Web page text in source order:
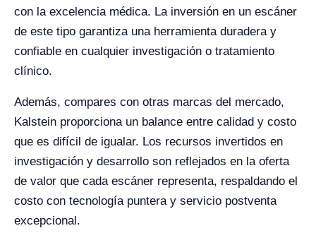
con la excelencia médica. La inversión en un escáner
de este tipo garantiza una herramienta duradera y
confiable en cualquier investigación o tratamiento
clínico.
Además, compares con otras marcas del mercado,
Kalstein proporciona un balance entre calidad y costo
que es difícil de igualar. Los recursos invertidos en
investigación y desarrollo son reflejados en la oferta
de valor que cada escáner representa, respaldando el
costo con tecnología puntera y servicio postventa
excepcional.